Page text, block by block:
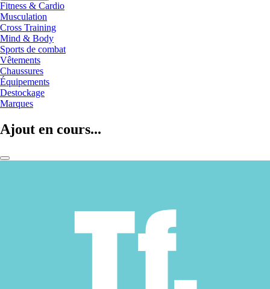
Fitness & Cardio
Musculation
Cross Training
Mind & Body
Sports de combat
Vêtements
Chaussures
Équipements
Destockage
Marques
Ajout en cours...